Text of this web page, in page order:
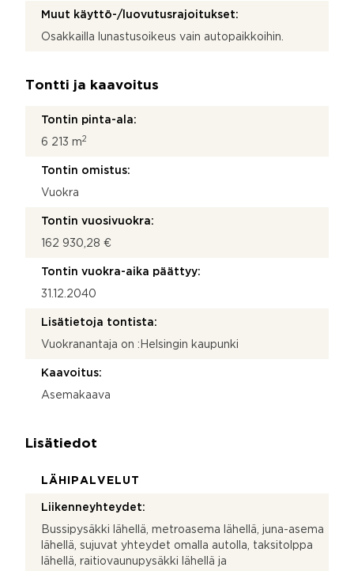
Muut käyttö-/luovutusrajoitukset:
Osakkailla lunastusoikeus vain autopaikkoihin.
Tontti ja kaavoitus
Tontin pinta-ala:
6 213 m2
Tontin omistus:
Vuokra
Tontin vuosivuokra:
162 930,28 €
Tontin vuokra-aika päättyy:
31.12.2040
Lisätietoja tontista:
Vuokranantaja on :Helsingin kaupunki
Kaavoitus:
Asemakaava
Lisätiedot
LÄHIPALVELUT
Liikenneyhteydet:
Bussipysäkki lähellä, metroasema lähellä, juna-asema
lähellä, sujuvat yhteydet omalla autolla, taksitolppa
lähellä, raitiovaunupysäkki lähellä ja